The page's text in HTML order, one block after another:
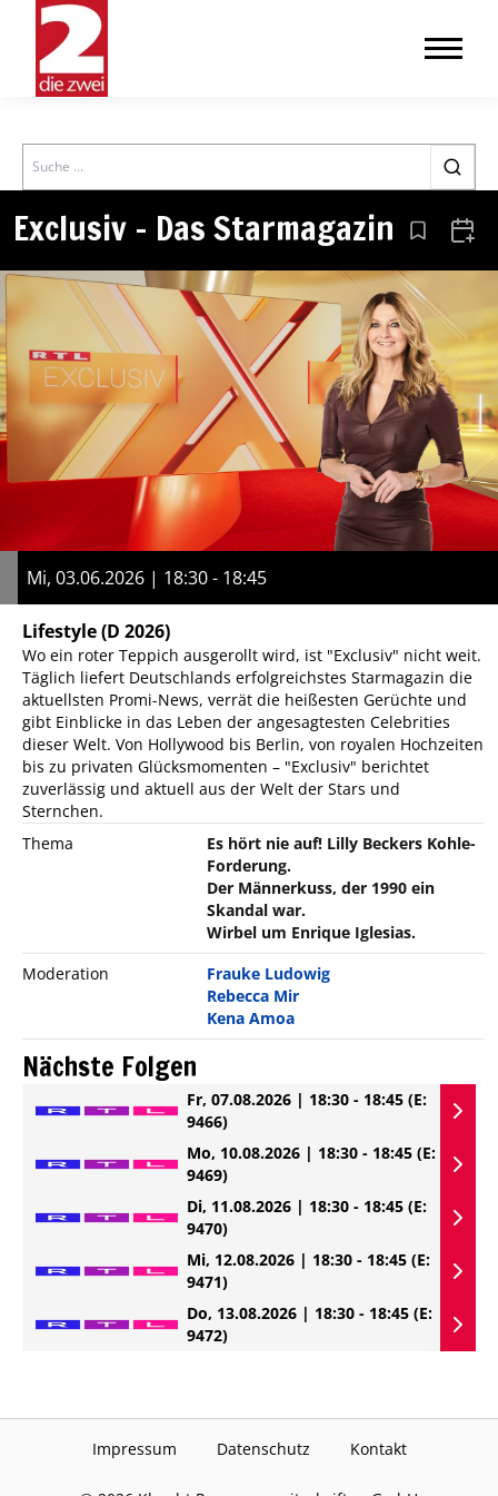
Search
Exclusiv – Das Starmagazin Aus den
Mi, 03.06.2026 | 18:30 - 18:45
Lifestyle(D 2026)
Wo ein roter Teppich ausgerollt wird, ist "Exclusiv" nicht weit.
Täglich liefert Deutschlands erfolgreichstes Starmagazin die
aktuellsten Promi-News, verrät die heißesten Gerüchte und
gibt Einblicke in das Leben der angesagtesten Celebrities
dieser Welt. Von Hollywood bis Berlin, von royalen Hochzeiten
bis zu privaten Glücksmomenten – "Exclusiv" berichtet
zuverlässig und aktuell aus der Welt der Stars und
Sternchen.
Thema
Es hört nie auf! Lilly Beckers Kohle-
Forderung.
Der Männerkuss, der 1990 ein
Skandal war.
Wirbel um Enrique Iglesias.
Moderation
Frauke Ludowig
Rebecca Mir
Kena Amoa
Nächste Folgen
Fr, 07.08.2026 | 18:30 - 18:45 (E:
9466)
Mo, 10.08.2026 | 18:30 - 18:45 (E:
9469)
Di, 11.08.2026 | 18:30 - 18:45 (E:
9470)
Mi, 12.08.2026 | 18:30 - 18:45 (E:
9471)
Do, 13.08.2026 | 18:30 - 18:45 (E:
9472)
Impressum Datenschutz Kontakt